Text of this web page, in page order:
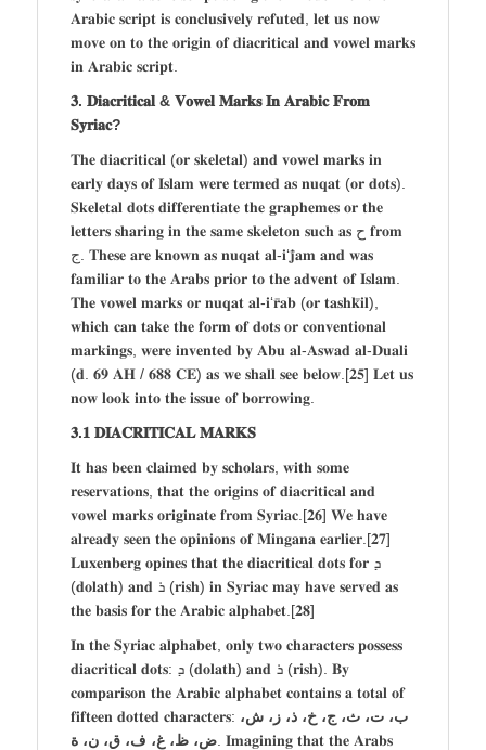
𝐀𝐫𝐚𝐛𝐢𝐜 𝐬𝐜𝐫𝐢𝐩𝐭 𝐢𝐬 𝐜𝐨𝐧𝐜𝐥𝐮𝐬𝐢𝐯𝐞𝐥𝐲 𝐫𝐞𝐟𝐮𝐭𝐞𝐝, 𝐥𝐞𝐭 𝐮𝐬 𝐧𝐨𝐰
𝐦𝐨𝐯𝐞 𝐨𝐧 𝐭𝐨 𝐭𝐡𝐞 𝐨𝐫𝐢𝐠𝐢𝐧 𝐨𝐟 𝐝𝐢𝐚𝐜𝐫𝐢𝐭𝐢𝐜𝐚𝐥 𝐚𝐧𝐝 𝐯𝐨𝐰𝐞𝐥 𝐦𝐚𝐫𝐤𝐬
𝐢𝐧 𝐀𝐫𝐚𝐛𝐢𝐜 𝐬𝐜𝐫𝐢𝐩𝐭.
𝟑. 𝐃𝐢𝐚𝐜𝐫𝐢𝐭𝐢𝐜𝐚𝐥 & 𝐕𝐨𝐰𝐞𝐥 𝐌𝐚𝐫𝐤𝐬 𝐈𝐧 𝐀𝐫𝐚𝐛𝐢𝐜 𝐅𝐫𝐨𝐦
𝐒𝐲𝐫𝐢𝐚𝐜?
𝐓𝐡𝐞 𝐝𝐢𝐚𝐜𝐫𝐢𝐭𝐢𝐜𝐚𝐥 (𝐨𝐫 𝐬𝐤𝐞𝐥𝐞𝐭𝐚𝐥) 𝐚𝐧𝐝 𝐯𝐨𝐰𝐞𝐥 𝐦𝐚𝐫𝐤𝐬 𝐢𝐧
𝐞𝐚𝐫𝐥𝐲 𝐝𝐚𝐲𝐬 𝐨𝐟 𝐈𝐬𝐥𝐚𝐦 𝐰𝐞𝐫𝐞 𝐭𝐞𝐫𝐦𝐞𝐝 𝐚𝐬 𝐧𝐮𝐪𝐚𝐭 (𝐨𝐫 𝐝𝐨𝐭𝐬).
𝐒𝐤𝐞𝐥𝐞𝐭𝐚𝐥 𝐝𝐨𝐭𝐬 𝐝𝐢𝐟𝐟𝐞𝐫𝐞𝐧𝐭𝐢𝐚𝐭𝐞 𝐭𝐡𝐞 𝐠𝐫𝐚𝐩𝐡𝐞𝐦𝐞𝐬 𝐨𝐫 𝐭𝐡𝐞
𝐥𝐞𝐭𝐭𝐞𝐫𝐬 𝐬𝐡𝐚𝐫𝐢𝐧𝐠 𝐢𝐧 𝐭𝐡𝐞 𝐬𝐚𝐦𝐞 𝐬𝐤𝐞𝐥𝐞𝐭𝐨𝐧 𝐬𝐮𝐜𝐡 𝐚𝐬 ح 𝐟𝐫𝐨𝐦
ج. 𝐓𝐡𝐞𝐬𝐞 𝐚𝐫𝐞 𝐤𝐧𝐨𝐰𝐧 𝐚𝐬 𝐧𝐮𝐪𝐚𝐭 𝐚𝐥-𝐢‘𝐣𝐚̄𝐦 𝐚𝐧𝐝 𝐰𝐚𝐬
𝐟𝐚𝐦𝐢𝐥𝐢𝐚𝐫 𝐭𝐨 𝐭𝐡𝐞 𝐀𝐫𝐚𝐛𝐬 𝐩𝐫𝐢𝐨𝐫 𝐭𝐨 𝐭𝐡𝐞 𝐚𝐝𝐯𝐞𝐧𝐭 𝐨𝐟 𝐈𝐬𝐥𝐚𝐦.
𝐓𝐡𝐞 𝐯𝐨𝐰𝐞𝐥 𝐦𝐚𝐫𝐤𝐬 𝐨𝐫 𝐧𝐮𝐪𝐚𝐭 𝐚𝐥-𝐢‘𝐫𝐚̄𝐛 (𝐨𝐫 𝐭𝐚𝐬𝐡𝐤𝐢̄𝐥),
𝐰𝐡𝐢𝐜𝐡 𝐜𝐚𝐧 𝐭𝐚𝐤𝐞 𝐭𝐡𝐞 𝐟𝐨𝐫𝐦 𝐨𝐟 𝐝𝐨𝐭𝐬 𝐨𝐫 𝐜𝐨𝐧𝐯𝐞𝐧𝐭𝐢𝐨𝐧𝐚𝐥
𝐦𝐚𝐫𝐤𝐢𝐧𝐠𝐬, 𝐰𝐞𝐫𝐞 𝐢𝐧𝐯𝐞𝐧𝐭𝐞𝐝 𝐛𝐲 𝐀𝐛𝐮 𝐚𝐥-𝐀𝐬𝐰𝐚𝐝 𝐚𝐥-𝐃𝐮𝐚𝐥𝐢
(𝐝. 𝟔𝟗 𝐀𝐇 / 𝟔𝟖𝟖 𝐂𝐄) 𝐚𝐬 𝐰𝐞 𝐬𝐡𝐚𝐥𝐥 𝐬𝐞𝐞 𝐛𝐞𝐥𝐨𝐰.[𝟐𝟓] 𝐋𝐞𝐭 𝐮𝐬
𝐧𝐨𝐰 𝐥𝐨𝐨𝐤 𝐢𝐧𝐭𝐨 𝐭𝐡𝐞 𝐢𝐬𝐬𝐮𝐞 𝐨𝐟 𝐛𝐨𝐫𝐫𝐨𝐰𝐢𝐧𝐠.
𝟑.𝟏 𝐃𝐈𝐀𝐂𝐑𝐈𝐓𝐈𝐂𝐀𝐋 𝐌𝐀𝐑𝐊𝐒
𝐈𝐭 𝐡𝐚𝐬 𝐛𝐞𝐞𝐧 𝐜𝐥𝐚𝐢𝐦𝐞𝐝 𝐛𝐲 𝐬𝐜𝐡𝐨𝐥𝐚𝐫𝐬, 𝐰𝐢𝐭𝐡 𝐬𝐨𝐦𝐞
𝐫𝐞𝐬𝐞𝐫𝐯𝐚𝐭𝐢𝐨𝐧𝐬, 𝐭𝐡𝐚𝐭 𝐭𝐡𝐞 𝐨𝐫𝐢𝐠𝐢𝐧𝐬 𝐨𝐟 𝐝𝐢𝐚𝐜𝐫𝐢𝐭𝐢𝐜𝐚𝐥 𝐚𝐧𝐝
𝐯𝐨𝐰𝐞𝐥 𝐦𝐚𝐫𝐤𝐬 𝐨𝐫𝐢𝐠𝐢𝐧𝐚𝐭𝐞 𝐟𝐫𝐨𝐦 𝐒𝐲𝐫𝐢𝐚𝐜.[𝟐𝟔] 𝐖𝐞 𝐡𝐚𝐯𝐞
𝐚𝐥𝐫𝐞𝐚𝐝𝐲 𝐬𝐞𝐞𝐧 𝐭𝐡𝐞 𝐨𝐩𝐢𝐧𝐢𝐨𝐧𝐬 𝐨𝐟 𝐌𝐢𝐧𝐠𝐚𝐧𝐚 𝐞𝐚𝐫𝐥𝐢𝐞𝐫.[𝟐𝟕]
𝐋𝐮𝐱𝐞𝐧𝐛𝐞𝐫𝐠 𝐨𝐩𝐢𝐧𝐞𝐬 𝐭𝐡𝐚𝐭 𝐭𝐡𝐞 𝐝𝐢𝐚𝐜𝐫𝐢𝐭𝐢𝐜𝐚𝐥 𝐝𝐨𝐭𝐬 𝐟𝐨𝐫 ܕ
(𝐝𝐨𝐥𝐚𝐭𝐡) 𝐚𝐧𝐝 ܪ (𝐫𝐢𝐬𝐡) 𝐢𝐧 𝐒𝐲𝐫𝐢𝐚𝐜 𝐦𝐚𝐲 𝐡𝐚𝐯𝐞 𝐬𝐞𝐫𝐯𝐞𝐝 𝐚𝐬
𝐭𝐡𝐞 𝐛𝐚𝐬𝐢𝐬 𝐟𝐨𝐫 𝐭𝐡𝐞 𝐀𝐫𝐚𝐛𝐢𝐜 𝐚𝐥𝐩𝐡𝐚𝐛𝐞𝐭.[𝟐𝟖]
𝐈𝐧 𝐭𝐡𝐞 𝐒𝐲𝐫𝐢𝐚𝐜 𝐚𝐥𝐩𝐡𝐚𝐛𝐞𝐭, 𝐨𝐧𝐥𝐲 𝐭𝐰𝐨 𝐜𝐡𝐚𝐫𝐚𝐜𝐭𝐞𝐫𝐬 𝐩𝐨𝐬𝐬𝐞𝐬𝐬
𝐝𝐢𝐚𝐜𝐫𝐢𝐭𝐢𝐜𝐚𝐥 𝐝𝐨𝐭𝐬: ܕ (𝐝𝐨𝐥𝐚𝐭𝐡) 𝐚𝐧𝐝 ܪ (𝐫𝐢𝐬𝐡). 𝐁𝐲
𝐜𝐨𝐦𝐩𝐚𝐫𝐢𝐬𝐨𝐧 𝐭𝐡𝐞 𝐀𝐫𝐚𝐛𝐢𝐜 𝐚𝐥𝐩𝐡𝐚𝐛𝐞𝐭 𝐜𝐨𝐧𝐭𝐚𝐢𝐧𝐬 𝐚 𝐭𝐨𝐭𝐚𝐥 𝐨𝐟
𝐟𝐢𝐟𝐭𝐞𝐞𝐧 𝐝𝐨𝐭𝐭𝐞𝐝 𝐜𝐡𝐚𝐫𝐚𝐜𝐭𝐞𝐫𝐬:
ب، ت، ث، ج، خ، ذ، ز، ش،
ض، ظ، غ، ف، ق، ن، ة . 𝐈𝐦𝐚𝐠𝐢𝐧𝐢𝐧𝐠 𝐭𝐡𝐚𝐭 𝐭𝐡𝐞 𝐀𝐫𝐚𝐛𝐬